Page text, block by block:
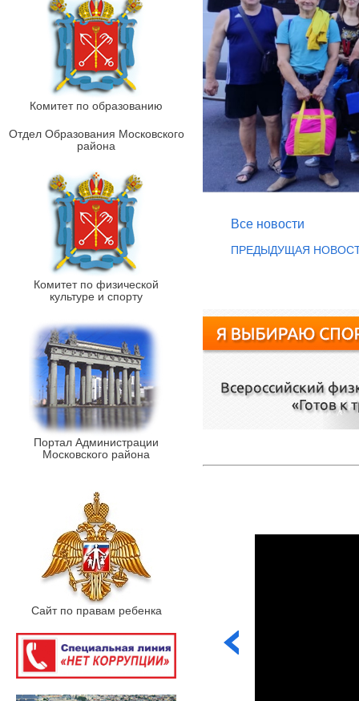
Комитет по образованию
Отдел Образования Московского
района
Комитет по физической
культуре и спорту
Портал Администрации
Московского района
Сайт по правам ребенка
Все новости
ПРЕДЫДУЩАЯ